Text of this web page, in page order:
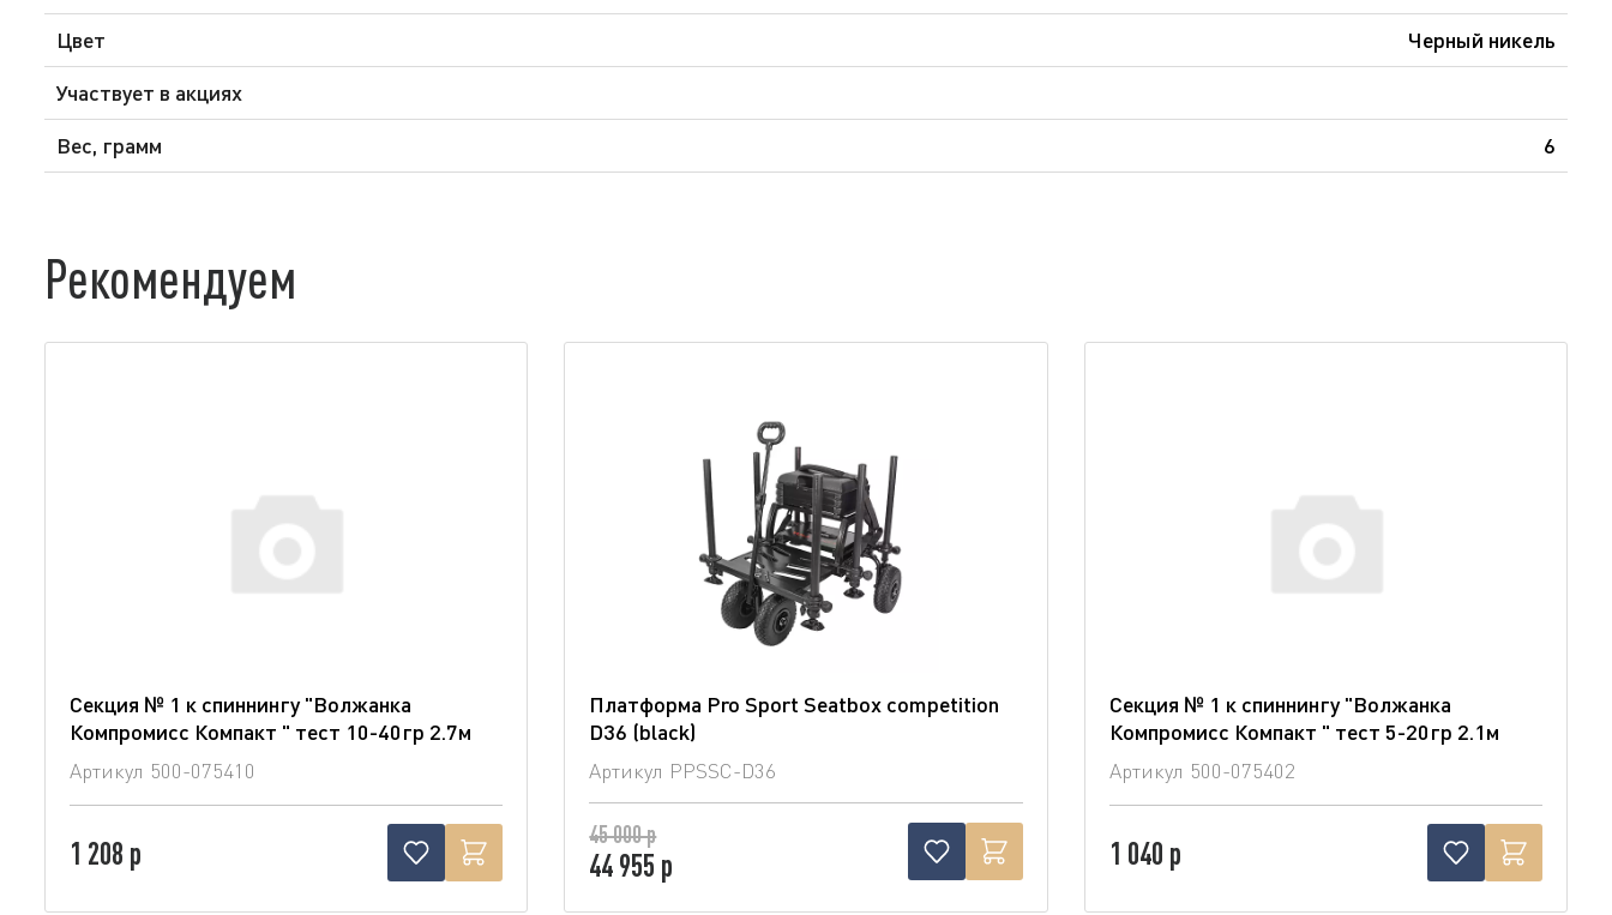
Цвет
Черный никель
Участвует в акциях
Вес, грамм
6
Рекомендуем
Секция № 1 к спиннингу "Волжанка
Компромисс Компакт " тест 10-40гр 2.7м
Артикул 500-075410
1 208 р
Платформа Pro Sport Seatbox competition
D36 (blaсk)
Артикул PPSSC-D36
45 000 р
44 955 р
Секция № 1 к спиннингу "Волжанка
Компромисс Компакт " тест 5-20гр 2.1м
Артикул 500-075402
1 040 р